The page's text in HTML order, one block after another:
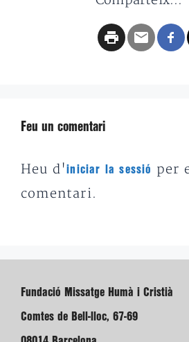
Feu un comentari
Heu d'iniciar la sessió
per
comentari.
Fundació Missatge Humà i Cristià
Comtes de Bell-lloc, 67-69